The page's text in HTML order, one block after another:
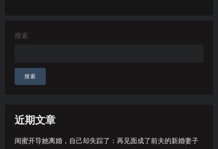
搜索
搜索
近期文章
闺蜜开导她离婚，自己却失踪了：再见面成了前夫的新婚妻子